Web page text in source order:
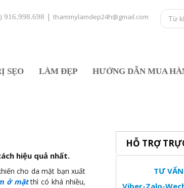
916.998.698 | thammylamdep24h@gmail.com
SẸO LÀM ĐẸP HƯỚNG DẪN MUA
hiệu quả nhất.
cho da mặt bạn xuất
ở mặtthì có khá nhiều,
HỖ TRỢ
TƯ VẤN
Viber-Zalo-